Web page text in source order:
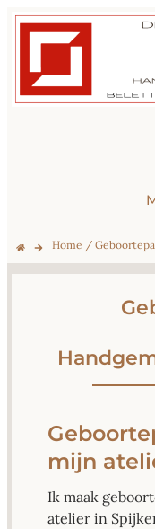
Home /
mijn
Ik maak
atelier in